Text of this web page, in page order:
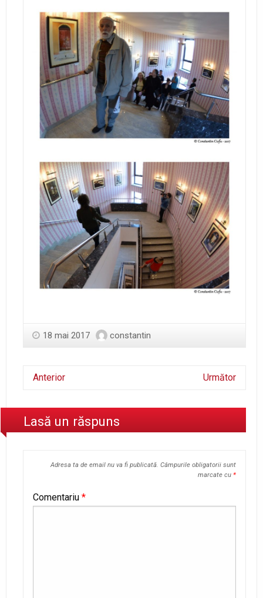
18 mai 2017 constantin
Anterior Următor
Lasă un răspuns
Adresa ta de email nu va fi publicată. Câmpurile obligatorii sunt
marcate cu *
Comentariu *